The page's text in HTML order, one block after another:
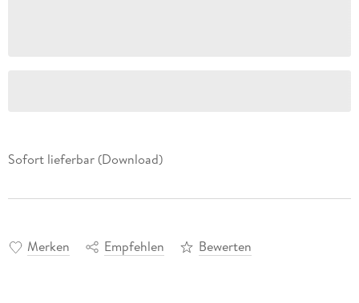
Sofort lieferbar (Download)
Merken Empfehlen Bewerten